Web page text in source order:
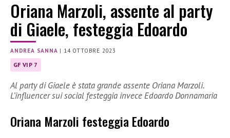
Oriana Marzoli, assente al party
di Giaele, festeggia Edoardo
ANDREA SANNA | 14 OTTOBRE 2023
GF VIP 7
Al party di Giaele è stata grande assente Oriana Marzoli.
L’influencer sui social festeggia invece Edoardo Donnamaria
Oriana Marzoli festeggia Edoardo